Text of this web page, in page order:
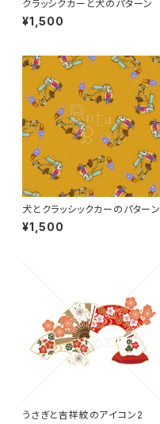
クラッシクカーと犬のパターン
¥1,500
犬とクラッシックカーのパターン
¥1,500
うさぎと吉祥紋のアイコン2